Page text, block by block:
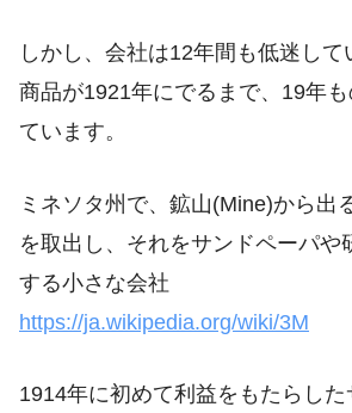
しかし、会社は12年間も低迷して
商品が1921年にでるまで、19年
ています。
ミネソタ州で、鉱山(Mine)から出
を取出し、それをサンドペーパや
する小さな会社
https://ja.wikipedia.org/wiki/3M
1914年に初めて利益をもたらし